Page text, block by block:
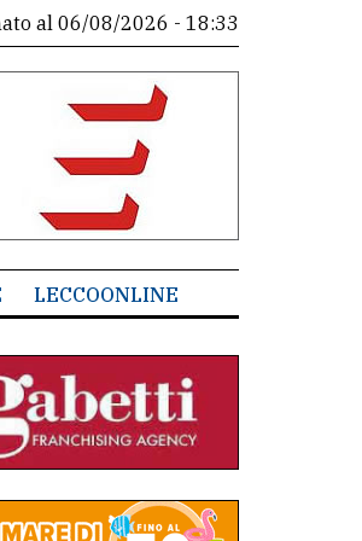
al 06/08/2026 - 18:33
LECCOONLINE